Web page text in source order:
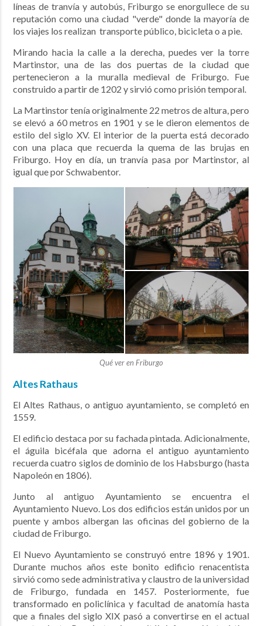
líneas de tranvía y autobús, Friburgo se enorgullece de su
reputación como una ciudad "verde" donde la mayoría de
los viajes los realizan transporte público, bicicleta o a pie.
Mirando hacia la calle a la derecha, puedes ver la torre
Martinstor, una de las dos puertas de la ciudad que
pertenecieron a la muralla medieval de Friburgo. Fue
construido a partir de 1202 y sirvió como prisión temporal.
La Martinstor tenía originalmente 22 metros de altura, pero
se elevó a 60 metros en 1901 y se le dieron elementos de
estilo del siglo XV. El interior de la puerta está decorado
con una placa que recuerda la quema de las brujas en
Friburgo. Hoy en día, un tranvía pasa por Martinstor, al
igual que por Schwabentor.
Qué ver en Friburgo
Altes Rathaus
El Altes Rathaus, o antiguo ayuntamiento, se completó en
1559.
El edificio destaca por su fachada pintada. Adicionalmente,
el águila bicéfala que adorna el antiguo ayuntamiento
recuerda cuatro siglos de dominio de los Habsburgo (hasta
Napoleón en 1806).
Junto al antiguo Ayuntamiento se encuentra el
Ayuntamiento Nuevo. Los dos edificios están unidos por un
puente y ambos albergan las oficinas del gobierno de la
ciudad de Friburgo.
El Nuevo Ayuntamiento se construyó entre 1896 y 1901.
Durante muchos años este bonito edificio renacentista
sirvió como sede administrativa y claustro de la universidad
de Friburgo, fundada en 1457. Posteriormente, fue
transformado en policlínica y facultad de anatomía hasta
que a finales del siglo XIX pasó a convertirse en el actual